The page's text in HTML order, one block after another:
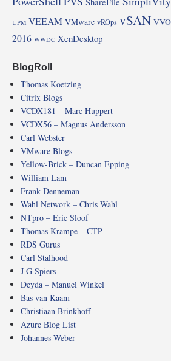
UPM VEEAM VMware vROps vSAN
2016 WWDC XenDesktop
BlogRoll
Thomas Koetzing
Citrix Blogs
VCDX181 – Marc Huppert
VCDX56 – Magnus Andersson
Carl Webster
VMware Blogs
Yellow-Brick – Duncan Epping
William Lam
Frank Denneman
Wahl Network – Chris Wahl
NTpro – Eric Sloof
Thomas Krampe – CTP
RDS Gurus
Carl Stalhood
J G Spiers
Deyda – Manuel Winkel
Bas van Kaam
Christiaan Brinkhoff
Azure Blog List
Johannes Weber